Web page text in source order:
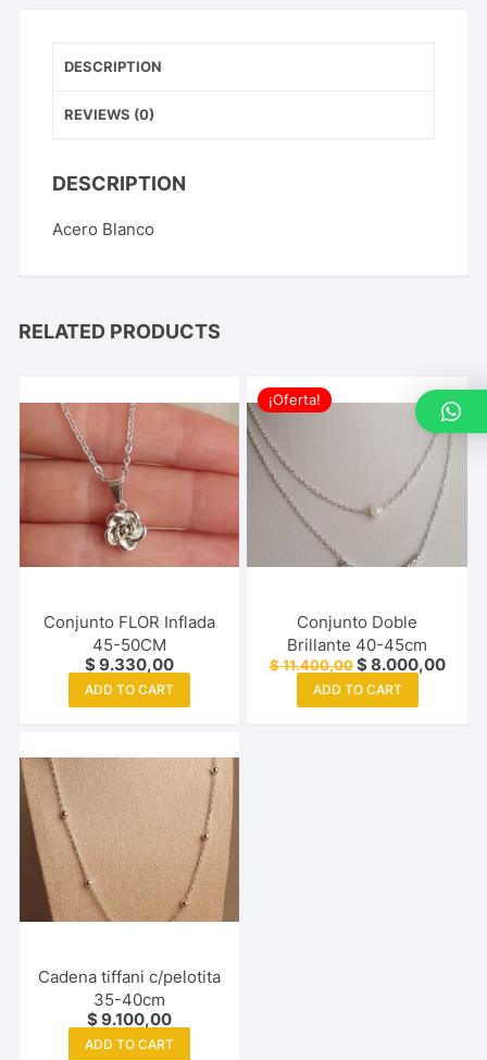
DESCRIPTION
REVIEWS (0)
DESCRIPTION
Acero Blanco
RELATED PRODUCTS
Conjunto FLOR Inflada
45-50CM
$9.330,00
ADD TO CART
¡Oferta!
Conjunto Doble
Brillante 40-45cm
$11.400,00 Original
price
was:
$ 11.400,00.
$8.000,00
ADD TO CART
Cadena tiffani c/pelotita
35-40cm
$9.100,00
ADD TO CART